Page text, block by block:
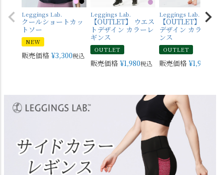
Leggings Lab.
クールショートカッ
トソー
NEW
販売価格 ¥3,300税込
Leggings Lab.
【OUTLET】 ウエス
トデザイン カラーレ
ギンス
OUTLET
販売価格 ¥1,980税込
Leggings Lab.
【OUTLET】 バッ
デザイン カラーレ
ンス
OUTLET
販売価格 ¥1,980